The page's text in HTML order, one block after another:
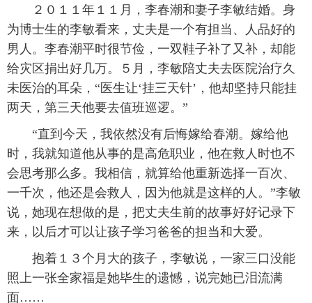
２０１１年１１月，李春潮和妻子李敏结婚。身
为博士生的李敏看来，丈夫是一个有担当、人品好的
男人。李春潮平时很节俭，一双鞋子补了又补，却能
给灾区捐出好几万。５月，李敏陪丈夫去医院治疗久
未医治的耳朵，“医生让‘挂三天针’，他却坚持只能挂
两天，第三天他要去值班巡逻。”
“直到今天，我依然没有后悔嫁给春潮。嫁给他
时，我就知道他从事的是高危职业，他在救人时也不
会思考那么多。我相信，就算给他重新选择一百次、
一千次，他还是会救人，因为他就是这样的人。”李敏
说，她现在想做的是，把丈夫生前的故事好好记录下
来，以后才可以让孩子学习爸爸的担当和大爱。
抱着１３个月大的孩子，李敏说，一家三口没能
照上一张全家福是她毕生的遗憾，说完她已泪流满
面……